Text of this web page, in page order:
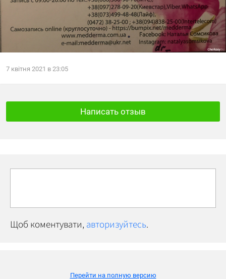
7 квітня 2021 в 23:05
Написать отзыв
Щоб коментувати, авторизуйтесь.
Перейти на полную версию